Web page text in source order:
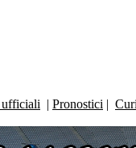
ufficiali | Pronostici |